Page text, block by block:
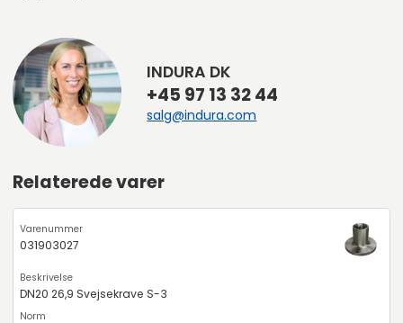
INDURA DK
+45 97 13 32 44
salg@indura.com
Relaterede varer
031903027
DN20 26,9 Svejsekrave S-3